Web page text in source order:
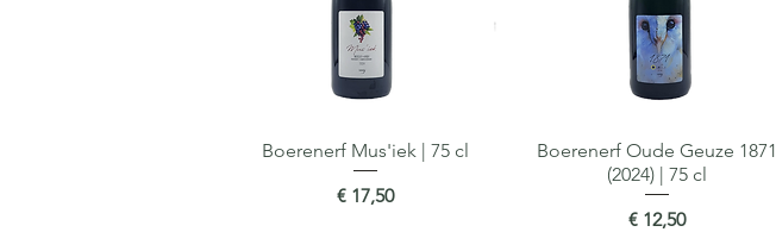
Snel overzicht
Boerenerf Mus'iek | 75 cl
Prijs
€ 17,50
Snel overzicht
Boerenerf Oude Geuze 1871
(2024) | 75 cl
Prijs
€ 12,50